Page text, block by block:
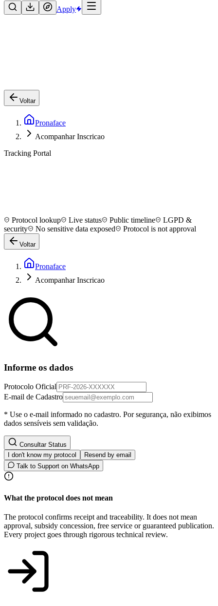
Apply
Voltar
Pronaface
Acompanhar Inscricao
Tracking Portal
Protocol lookup Live status Public timeline
LGPD &
security
No sensitive data exposed Protocol is not approval
Voltar
Pronaface
Acompanhar Inscricao
Informe os dados
Protocolo Oficial
E-mail de Cadastro
* Use o e-mail informado no cadastro. Por segurança, não exibimos
dados sensíveis sem validação.
Consultar Status
I don't know my protocol
Resend by email
Talk to Support on WhatsApp
What the protocol does not mean
The protocol confirms receipt and traceability. It does not mean
approval, subsidy concession, free service or guaranteed publication.
Every project goes through rigorous technical review.